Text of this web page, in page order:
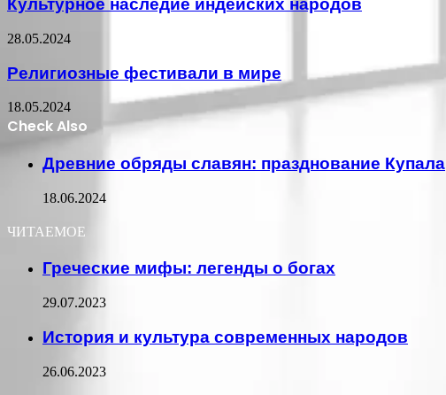
Культурное наследие индейских народов
28.05.2024
Религиозные фестивали в мире
18.05.2024
Check Also
Древние обряды славян: празднование Купала
18.06.2024
ЧИТАЕМОЕ
Греческие мифы: легенды о богах
29.07.2023
История и культура современных народов
26.06.2023